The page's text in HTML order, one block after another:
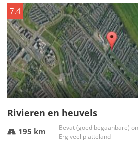
7.4
Rivieren en heuvels
195 km
Bevat (goed begaanbare)
Erg veel platteland